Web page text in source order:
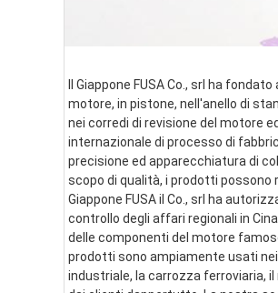
Il Giappone FUSA Co., srl ha
motore, in pistone, nell'anello di
nei corredi di revisione del motore
internazionale di processo di
precisione ed apparecchiatura di
scopo di qualità, i prodotti possono
Giappone FUSA il Co., srl ha
controllo degli affari regionali in
delle componenti del motore
prodotti sono ampiamente usati
industriale, la carrozza ferroviaria,